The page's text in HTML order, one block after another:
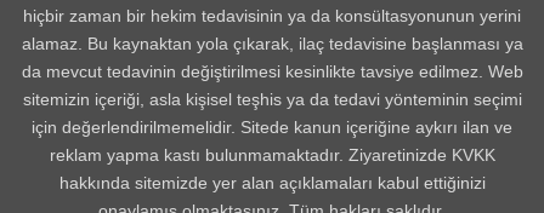
hiçbir zaman bir hekim tedavisinin ya da konsültasyonunun yerini
alamaz. Bu kaynaktan yola çıkarak, ilaç tedavisine başlanması ya
da mevcut tedavinin değiştirilmesi kesinlikte tavsiye edilmez. Web
sitemizin içeriği, asla kişisel teşhis ya da tedavi yönteminin seçimi
için değerlendirilmemelidir. Sitede kanun içeriğine aykırı ilan ve
reklam yapma kastı bulunmamaktadır. Ziyaretinizde KVKK
hakkında sitemizde yer alan açıklamaları kabul ettiğinizi